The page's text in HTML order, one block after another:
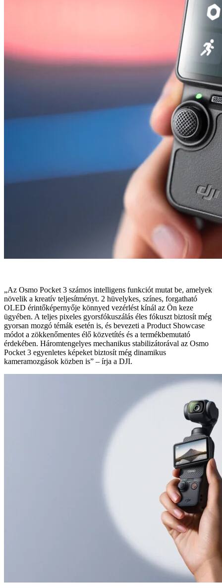
„Az Osmo Pocket 3 számos intelligens funkciót mutat be, amelyek
növelik a kreatív teljesítményt. 2 hüvelykes, színes, forgatható
OLED érintőképernyője könnyed vezérlést kínál az Ön keze
ügyében. A teljes pixeles gyorsfókuszálás éles fókuszt biztosít még
gyorsan mozgó témák esetén is, és bevezeti a Product Showcase
módot a zökkenőmentes élő közvetítés és a termékbemutató
érdekében. Háromtengelyes mechanikus stabilizátorával az Osmo
Pocket 3 egyenletes képeket biztosít még dinamikus
kameramozgások közben is” – írja a DJI.